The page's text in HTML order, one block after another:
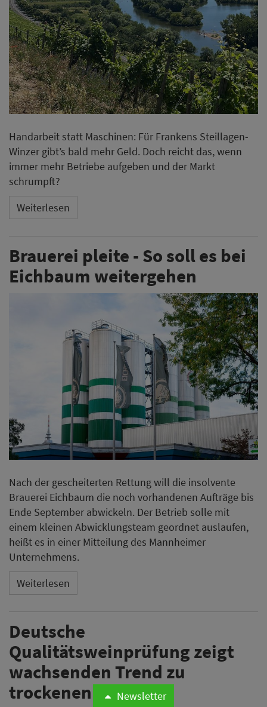
Handarbeit statt Maschinen: Für Frankens Steillagen-
Winzer gibt’s bald mehr Geld. Doch reicht das, wenn
immer mehr Betriebe aufgeben und der Markt
schrumpft?
Weiterlesen
Brauerei pleite - So soll es bei
Eichbaum weitergehen
Nach der gescheiterten Rettung will die insolvente
Brauerei Eichbaum die noch vorhandenen Aufträge bis
Ende September abwickeln. Der Betrieb solle mit
einem kleinen Abwicklungsteam geordnet auslaufen,
heißt es in einer Mitteilung des Mannheimer
Unternehmens.
Weiterlesen
Deutsche
Qualitätsweinprüfung zeigt
wachsenden Trend zu
trockenen Weinen
Newsletter